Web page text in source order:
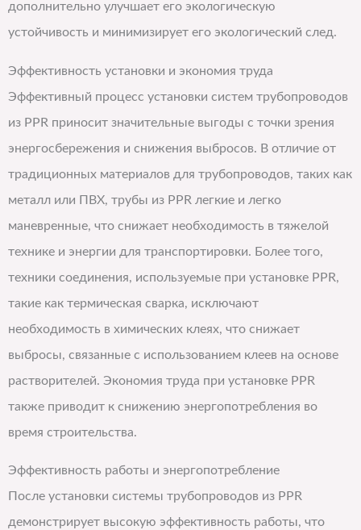
дополнительно улучшает его экологическую
устойчивость и минимизирует его экологический след.
Эффективность установки и экономия труда
Эффективный процесс установки систем трубопроводов
из PPR приносит значительные выгоды с точки зрения
энергосбережения и снижения выбросов. В отличие от
традиционных материалов для трубопроводов, таких как
металл или ПВХ, трубы из PPR легкие и легко
маневренные, что снижает необходимость в тяжелой
технике и энергии для транспортировки. Более того,
техники соединения, используемые при установке PPR,
такие как термическая сварка, исключают
необходимость в химических клеях, что снижает
выбросы, связанные с использованием клеев на основе
растворителей. Экономия труда при установке PPR
также приводит к снижению энергопотребления во
время строительства.
Эффективность работы и энергопотребление
После установки системы трубопроводов из PPR
демонстрирует высокую эффективность работы, что